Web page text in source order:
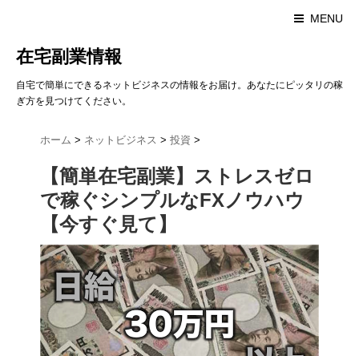
MENU
在宅副業情報
自宅で簡単にできるネットビジネスの情報をお届け。あなたにピッタリの稼
ぎ方を見つけてください。
ホーム > ネットビジネス > 投資 >
【簡単在宅副業】ストレスゼロ
で稼ぐシンプルなFXノウハウ
【今すぐ見て】